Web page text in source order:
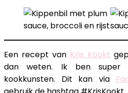
Een recept van Kris Kookt
dan weten. Ik ben super
kookkunsten. Dit kan via